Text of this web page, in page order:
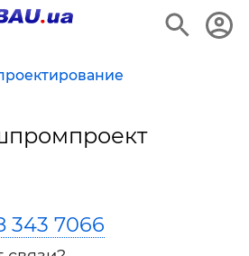
343 7066